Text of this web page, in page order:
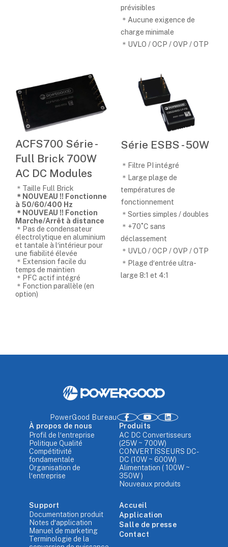
prévisibles
＊Aucune exigence de
charge minimale
＊UVLO / OCP / OVP / OTP
ACFS700 Série -
Full Brick 700W
AC DC Modules
＊Taille Full Brick
＊NOUVEAU !! Fonctionne
à 50/60/400 Hz
＊NOUVEAU !! Fonction
Marche/Arrêt à distance
＊Pas de condensateur
électrolytique en aluminium
et tantale à l′intérieur pour
une fiabilité élevée
＊Extension facile du
temps de maintien
＊PFC actif intégré
＊Fonction parallèle (en
option)
Série ESBS - 50W
＊Filtre PI intégré
＊Large plage de
températures de
fonctionnement
＊Sorties simples / doubles
＊+70˚C sans
déclassement
＊UVLO / OCP / OVP / OTP
＊Plage d′entrée ultra-
large 8:1 et 4:1
PowerGood Bureau
À propos de nous
Profil de l′entreprise
Politique Qualité
Compétitivité
fondamentale
Organisation de
l′entreprise
Produits
AC DC Convertisseurs
(25W ~ 700W)
CONVERTISSEURS DC-
DC (10W ~ 600W)
Alimentation ( 100W ~
350W )
Nouveaux produits
Support
Documentation produit
Notes d′application
Manuel de marketing
Terminologie de la
Accueil
Application
Salle de presse
Contact